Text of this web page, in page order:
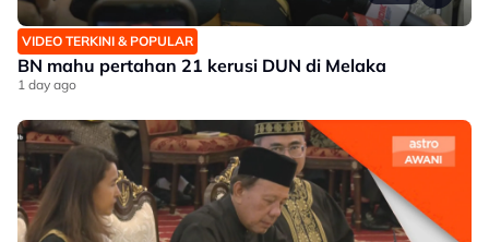
VIDEO TERKINI & POPULAR
BN mahu pertahan 21 kerusi DUN di Melaka
1 day ago